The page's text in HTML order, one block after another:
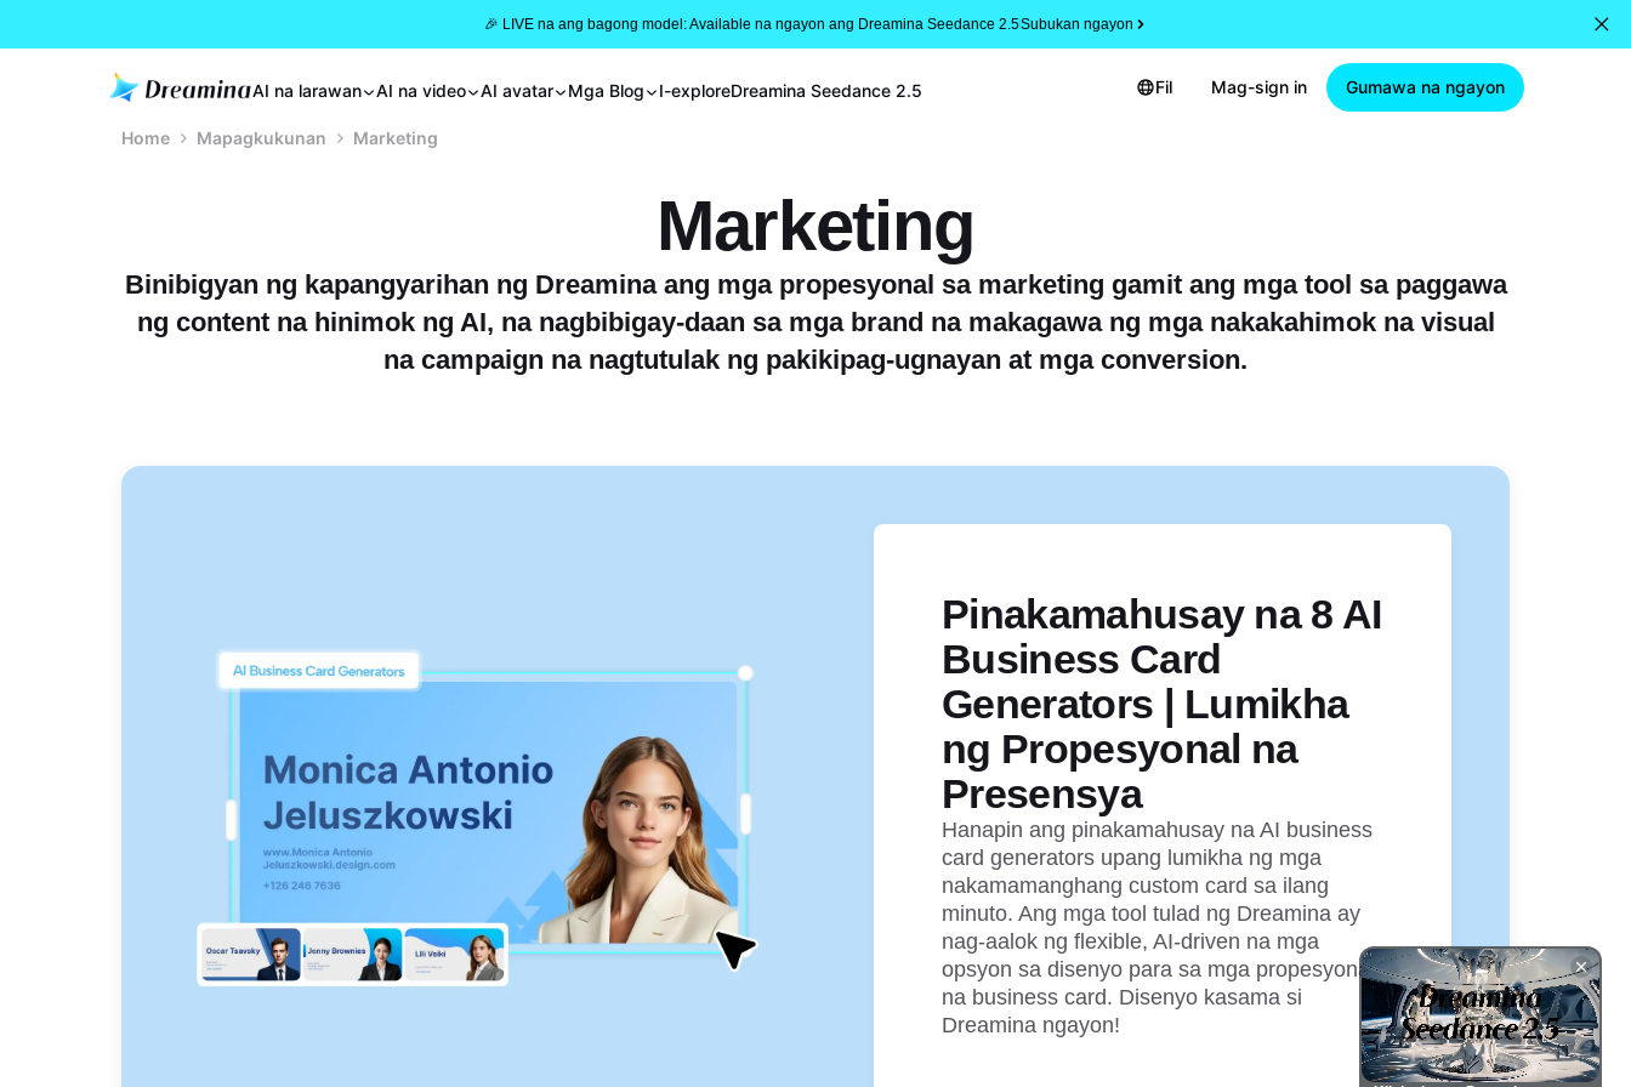
🎉 LIVE na ang bagong model: Available na ngayon ang Dreamina Seedance 2.5Subukan ngayon
AI na larawan AI na video AI avatar Mga Blog I-exploreDreamina Seedance 2.5 Fil Mag-sign in Gumawa na ngayon
Home Mapagkukunan Marketing
Marketing
Binibigyan ng kapangyarihan ng Dreamina ang mga propesyonal sa marketing gamit ang mga tool sa paggawa
ng content na hinimok ng AI, na nagbibigay-daan sa mga brand na makagawa ng mga nakakahimok na visual
na campaign na nagtutulak ng pakikipag-ugnayan at mga conversion.
Pinakamahusay na 8 AI
Business Card
Generators | Lumikha
ng Propesyonal na
Presensya
Hanapin ang pinakamahusay na AI business
card generators upang lumikha ng mga
nakamamanghang custom card sa ilang
minuto. Ang mga tool tulad ng Dreamina ay
nag-aalok ng flexible, AI-driven na mga
opsyon sa disenyo para sa mga propesyonal
na business card. Disenyo kasama si
Dreamina ngayon!